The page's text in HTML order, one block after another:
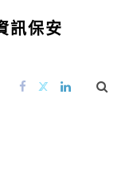
訊保安